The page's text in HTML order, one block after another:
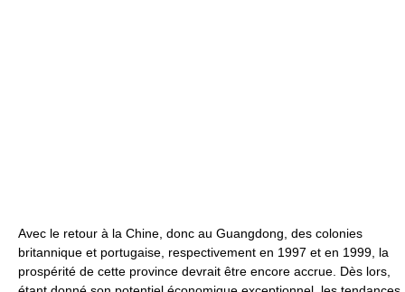
Avec le retour à la Chine, donc au Guangdong, des colonies
britannique et portugaise, respectivement en 1997 et en 1999, la
prospérité de cette province devrait être encore accrue. Dès lors,